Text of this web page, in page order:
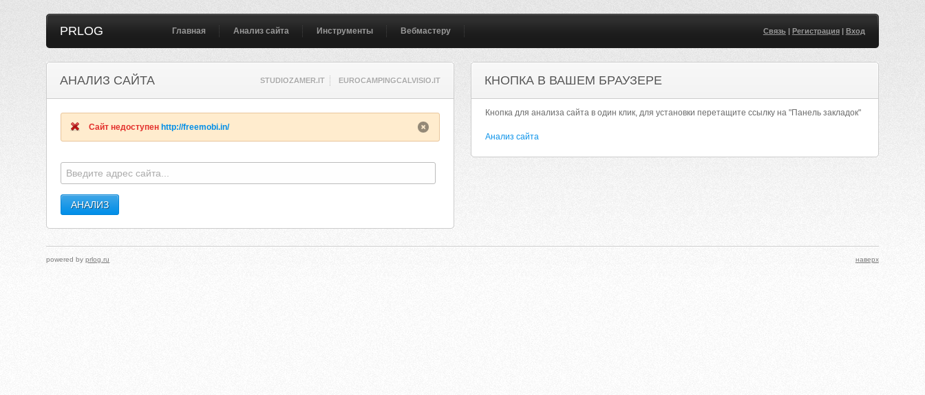
PRLOG Главная Анализ сайта Инструменты Вебмастеру Связь| Регистрация| Вход
АНАЛИЗ САЙТА STUDIOZAMER.IT EUROCAMPINGCALVISIO.IT
Сайт недоступен http://freemobi.in/
КНОПКА В ВАШЕМ БРАУЗЕРЕ
Кнопка для анализа сайта в один клик, для установки перетащите ссылку на "Панель закладок"
Анализ сайта
powered byprlog.ru наверх